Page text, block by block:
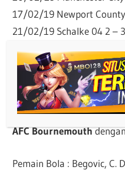
17/02/19 Newport
21/02/19 Schalke 04 2 –
24/02/19 Chelsea 0 – 0 P
Prediksi Susunan
Bournemouth VS
AFC Bournemouth
Pemain Bola : Begovic, C.